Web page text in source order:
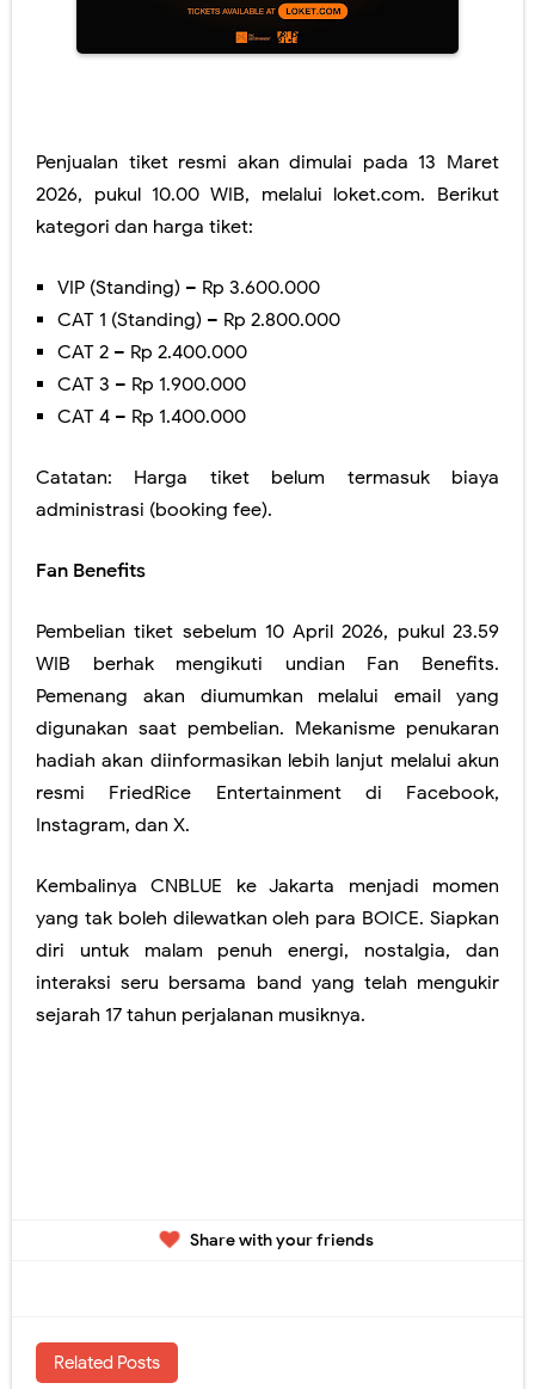
Penjualan tiket resmi akan dimulai pada 13 Maret
2026, pukul 10.00 WIB, melalui loket.com. Berikut
kategori dan harga tiket:
VIP (Standing) – Rp 3.600.000
CAT 1 (Standing) – Rp 2.800.000
CAT 2 – Rp 2.400.000
CAT 3 – Rp 1.900.000
CAT 4 – Rp 1.400.000
Catatan: Harga tiket belum termasuk biaya
administrasi (booking fee).
Fan Benefits
Pembelian tiket sebelum 10 April 2026, pukul 23.59
WIB berhak mengikuti undian Fan Benefits.
Pemenang akan diumumkan melalui email yang
digunakan saat pembelian. Mekanisme penukaran
hadiah akan diinformasikan lebih lanjut melalui akun
resmi FriedRice Entertainment di Facebook,
Instagram, dan X.
Kembalinya CNBLUE ke Jakarta menjadi momen
yang tak boleh dilewatkan oleh para BOICE. Siapkan
diri untuk malam penuh energi, nostalgia, dan
interaksi seru bersama band yang telah mengukir
sejarah 17 tahun perjalanan musiknya.
Share with your friends
Related Posts